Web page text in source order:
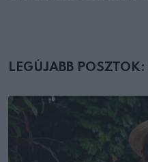
LEGÚJABB POSZTOK: